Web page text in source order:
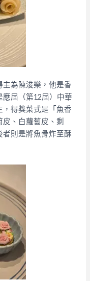
為陳浚樂，他是香
屆（第12屆）中華
得獎菜式是「魚香
、白蘿蔔皮、剩
則是將魚骨炸至酥